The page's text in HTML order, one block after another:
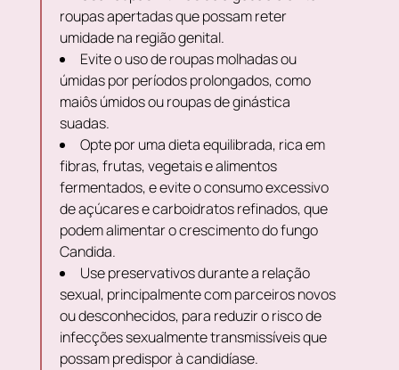
roupas apertadas que possam reter
umidade na região genital.
Evite o uso de roupas molhadas ou
úmidas por períodos prolongados, como
maiôs úmidos ou roupas de ginástica
suadas.
Opte por uma dieta equilibrada, rica em
fibras, frutas, vegetais e alimentos
fermentados, e evite o consumo excessivo
de açúcares e carboidratos refinados, que
podem alimentar o crescimento do fungo
Candida.
Use preservativos durante a relação
sexual, principalmente com parceiros novos
ou desconhecidos, para reduzir o risco de
infecções sexualmente transmissíveis que
possam predispor à candidíase.